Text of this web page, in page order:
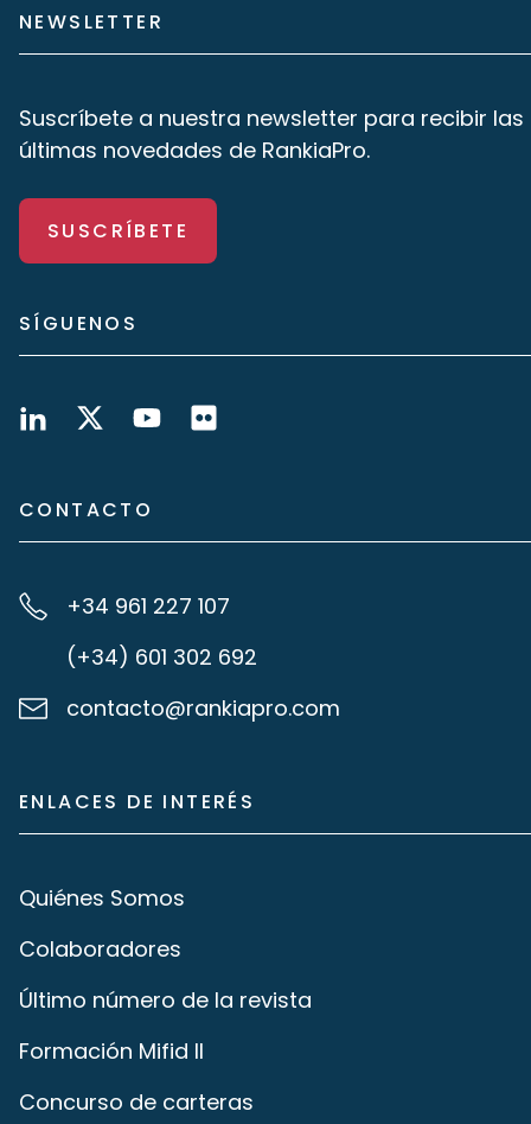
NEWSLETTER
Suscríbete a nuestra newsletter para recibir las
últimas novedades de RankiaPro.
SUSCRÍBETE
SÍGUENOS
CONTACTO
+34 961 227 107
(+34) 601 302 692
contacto@rankiapro.com
ENLACES DE INTERÉS
Quiénes Somos
Colaboradores
Último número de la revista
Formación Mifid II
Concurso de carteras